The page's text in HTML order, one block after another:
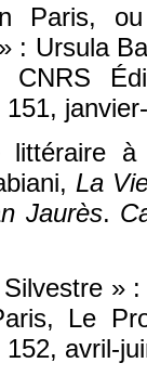
Paris,
: Ursula
CNRS
151,
à
La
Jaurès.
»
Le
152, avril-